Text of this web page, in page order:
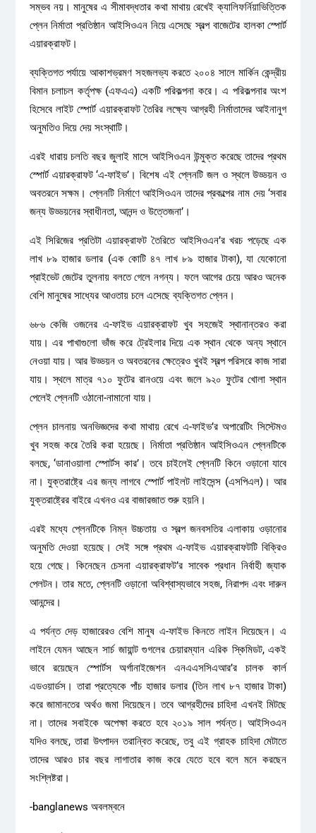
সম্ভব নয়। মানুষের এ সীমাবদ্ধতার কথা মাথায় রেখেই ক্যালিফর্নিয়াভিত্তিক
প্লেন নির্মাতা প্রতিষ্ঠান আইসিওএন নিয়ে এসেছে স্বল্প বাজেটের হালকা স্পোর্ট
এয়ারক্রাফট।
ব্যক্তিগত পর্যায়ে আকাশভ্রমণ সহজলভ্য করতে ২০০৪ সালে মার্কিন কেন্দ্রীয়
বিমান চলাচল কর্তৃপক্ষ (এফএএ) একটি পরিকল্পনা করে। এ পরিকল্পনার অংশ
হিসেবে লাইট স্পোর্ট এয়ারক্রাফট তৈরির লক্ষ্যে আগ্রহী নির্মাতাদের আইনানুগ
অনুমতিও দিয়ে দেয় সংস্থাটি।
এরই ধারায় চলতি বছর জুলাই মাসে আইসিওএন উন্মুক্ত করেছে তাদের প্রথম
স্পোর্ট এয়ারক্রাফট ‘এ-ফাইভ’। বিশেষ এই প্লেনটি জল ও স্থলে উড্ডয়ন ও
অবতরনে সক্ষম। প্লেনটি নির্মাণে আইসিওএন তাদের প্রকল্পের নাম দেয় ‘সবার
জন্য উড্ডয়নের স্বাধীনতা, আনন্দ ও উত্তেজনা’।
এই সিরিজের প্রতিটা এয়ারক্রাফট তৈরিতে আইসিওএন’র খরচ পড়েছে এক
লাখ ৮৯ হাজার ডলার (এক কোটি ৪৭ লাখ ৮৯ হাজার টাকা), যা যেকোনো
প্রাইভেট জেটের তুলনায় বলতে গেলে নগন্য। ফলে আগের চেয়ে আরও অনেক
বেশি মানুষের সাধ্যের আওতায় চলে এসেছে ব্যক্তিগত প্লেন।
৬৮৬ কেজি ওজনের এ-ফাইভ এয়ারক্রাফট খুব সহজেই স্থানান্তরও করা
যায়। এর পাখাগুলো ভাঁজ করে ট্রেইলার দিয়ে এক স্থান থেকে অন্য স্থানে
নেওয়া যায়। আর উড্ডয়ন ও অবতরনের ক্ষেত্রেও খুবই স্বল্প পরিসরে কাজ সারা
যায়। স্থলে মাত্র ৭১০ ফুটের রানওয়ে এবং জলে ৯২০ ফুটের খোলা স্থান
পেলেই প্লেনটি ওঠানো-নামানো যায়।
প্লেন চালনায় অনভিজ্ঞদের কথা মাথায় রেখে এ-ফাইভ’র অপারেটিং সিস্টেমও
খুব সহজ করে তৈরি করা হয়েছে। নির্মাতা প্রতিষ্ঠান আইসিওএন প্লেনটিকে
বলছে, ‘ডানাওয়ালা স্পোর্টস কার’। তবে চাইলেই প্লেনটি কিনে ওড়ানো যাবে
না। যুক্তরাষ্ট্রে এর জন্য লাগবে স্পোর্ট পাইলট লাইসেন্স (এসপিএল)। আর
যুক্তরাষ্ট্রের বাইরে এখনও এর বাজারজাত শুরু হয়নি।
এরই মধ্যে প্লেনটিকে নিম্ন উচ্চতায় ও স্বল্প জনবসতির এলাকায় ওড়ানোর
অনুমতি দেওয়া হয়েছে। সেই সঙ্গে প্রথম এ-ফাইভ এয়ারক্রাফটটি বিক্রিও
হয়ে গেছে। কিনেছেন চেসনা এয়ারক্রাফট’র সাবেক প্রধান নির্বাহী জ্যাক
পেলটন। তার মতে, প্লেনটি ওড়ানো অবিশ্বাস্যভাবে সহজ, নিরাপদ এবং দারুন
আনন্দের।
এ পর্যন্ত দেড় হাজারেরও বেশি মানুষ এ-ফাইভ কিনতে লাইন দিয়েছেন। এ
লাইনে যেমন আছেন সার্চ জায়ান্ট গুগলের চেয়ারম্যান এরিক স্কিমিডট, একই
ভাবে রয়েছেন স্পোর্টস অর্গানাইজেশন এনএএসসিএআর’র চালক কার্ল
এডওয়ার্ডস। তারা প্রত্যেকে পাঁচ হাজার ডলার (তিন লাখ ৮৭ হাজার টাকা)
করে জামানতের অর্থও জমা দিয়েছেন। তবে আগ্রহীদের চাহিদা এখনই মিটছে
না। তাদের সবাইকে অপেক্ষা করতে হবে ২০১৯ সাল পর্যন্ত। আইসিওএন
যদিও বলছে, তারা উৎপাদন তরান্বিত করেছে, তবু এই গ্রাহক চাহিদা মেটাতে
তাদের আরও চার বছর লাগাতার কাজ করে যেতে হবে বলে মনে করছেন
সংশ্লিষ্টরা।
-banglanews অবলম্বনে